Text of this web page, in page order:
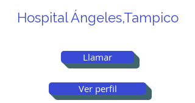
enfermedades valvulares,
cardiopatías congénitas,
arritmias y secuelas de
infartos, entre otros
problemas del sistema
Hospital Ángeles,Tampico
Llamar
Ver perfil